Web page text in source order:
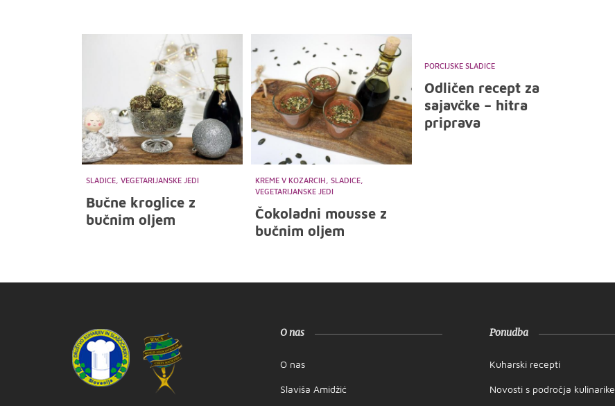
SLADICE, VEGETARIJANSKE JEDI
Bučne kroglice z
bučnim oljem
KREME V KOZARCIH, SLADICE,
VEGETARIJANSKE JEDI
Čokoladni mousse z
bučnim oljem
PORCIJSKE SLADICE
Odličen recept za
sajavčke – hitra
priprava
O nas
O nas
Slaviša Amidžić
Ponudba
Kuharski recepti
Novosti s področja kulinarike